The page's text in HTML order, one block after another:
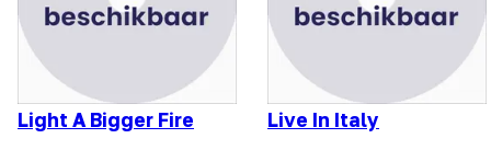
Light A Bigger Fire Live In Italy